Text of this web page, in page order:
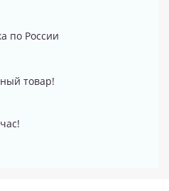
по России
товар!